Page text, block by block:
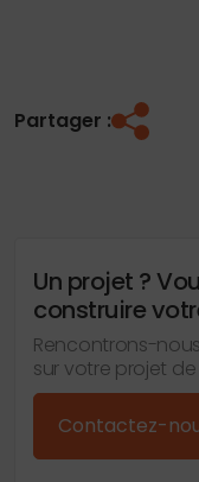
Partager :
Un projet ?
construire
Rencontrons-
sur votre projet
Contactez-